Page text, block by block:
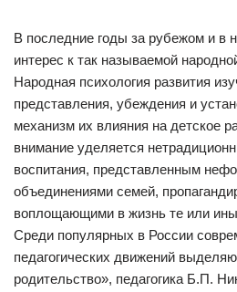
В последние годы за рубежом и в
интерес к так называемой
Народная психология развития
представления, убеждения и
механизм их влияния на детское
внимание уделяется
воспитания, представленным
объединениями семей,
воплощающими в жизнь те или
Среди популярных в России
педагогических движений
родительство», педагогика Б.П.